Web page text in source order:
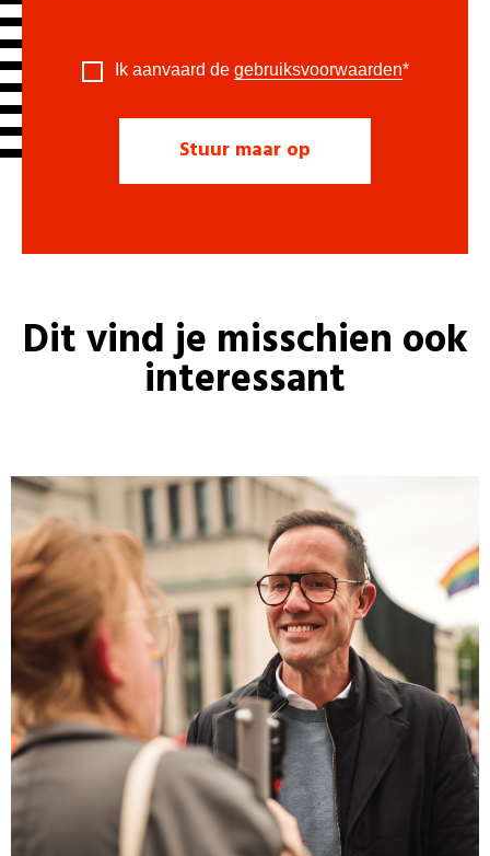
Ik aanvaard de gebruiksvoorwaarden*
Dit vind je misschien ook
interessant